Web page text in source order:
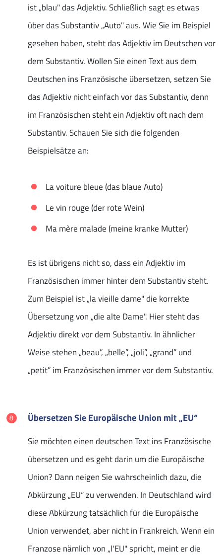
ist „blau" das Adjektiv. Schließlich sagt es etwas
über das Substantiv „Auto" aus. Wie Sie im Beispiel
gesehen haben, steht das Adjektiv im Deutschen vor
dem Substantiv. Wollen Sie einen Text aus dem
Deutschen ins Französische übersetzen, setzen Sie
das Adjektiv nicht einfach vor das Substantiv, denn
im Französischen steht ein Adjektiv oft nach dem
Substantiv. Schauen Sie sich die folgenden
Beispielsätze an:
La voiture bleue (das blaue Auto)
Le vin rouge (der rote Wein)
Ma mère malade (meine kranke Mutter)
Es ist übrigens nicht so, dass ein Adjektiv im
Französischen immer hinter dem Substantiv steht.
Zum Beispiel ist „la vieille dame" die korrekte
Übersetzung von „die alte Dame". Hier steht das
Adjektiv direkt vor dem Substantiv. In ähnlicher
Weise stehen „beau”, „belle”, „joli”, „grand” und
„petit” im Französischen immer vor dem Substantiv.
Übersetzen Sie Europäische Union mit „EU“
Sie möchten einen deutschen Text ins Französische
übersetzen und es geht darin um die Europäische
Union? Dann neigen Sie wahrscheinlich dazu, die
Abkürzung „EU“ zu verwenden. In Deutschland wird
diese Abkürzung tatsächlich für die Europäische
Union verwendet, aber nicht in Frankreich. Wenn ein
Franzose nämlich von „l'EU" spricht, meint er die